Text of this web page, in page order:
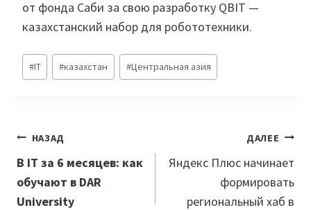
от фонда Саби за свою разработку QBIT —
казахстанский набор для робототехники.
Метки
записи:
#IT #казахстан #Центральная азия
Навигация
по
записям
НАЗАД
В IT за 6 месяцев: как
обучают в DAR
University
ДАЛЕЕ
Яндекс Плюс начинает
формировать
региональный хаб в